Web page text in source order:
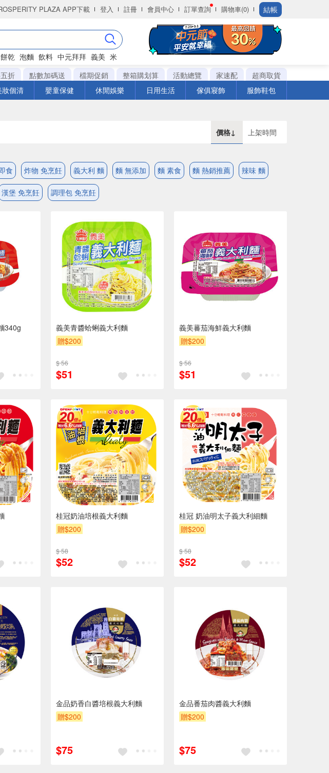
PLAZA APP下載 登入 註冊 會員中心 訂單查詢 購物車(0) 結帳
餅乾 泡麵 飲料 中元拜拜 義美 米
折 點數加碼送 檔期促銷 整箱購划算 活動總覽 家速配
超商取貨
妝個清 嬰童保健 休閒娛樂 日用生活 傢俱寢飾 服飾鞋包
價格↓ 上架時間
食 炸物 免烹飪 義大利 麵 麵 無添加 麵 素食 麵 熱銷推薦 辣味 麵
漢堡 免烹飪 調理包 免烹飪
340g
義美青醬蛤蜊義大利麵
贈$200
$ 56
$51
義美蕃茄海鮮義大利麵
贈$200
$ 56
$51
桂冠奶油培根義大利麵
贈$200
$ 58
$52
桂冠 奶油明太子義大利細麵
贈$200
$ 58
$52
金品奶香白醬培根義大利麵
贈$200
$75
金品番茄肉醬義大利麵
贈$200
$75